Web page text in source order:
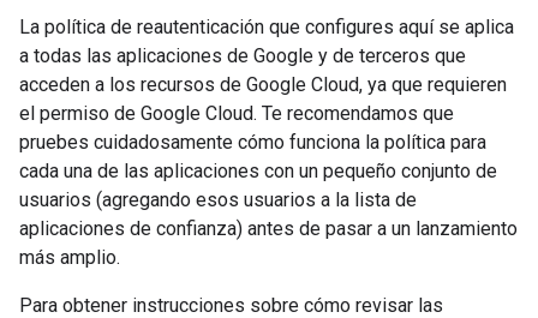
La política de reautenticación que configures aquí se aplica
a todas las aplicaciones de Google y de terceros que
acceden a los recursos de Google Cloud, ya que requieren
el permiso de Google Cloud. Te recomendamos que
pruebes cuidadosamente cómo funciona la política para
cada una de las aplicaciones con un pequeño conjunto de
usuarios (agregando esos usuarios a la lista de
aplicaciones de confianza) antes de pasar a un lanzamiento
más amplio.
Para obtener instrucciones sobre cómo revisar las